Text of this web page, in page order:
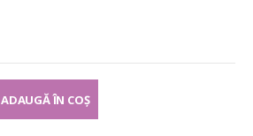
ADAUGĂ ÎN COȘ